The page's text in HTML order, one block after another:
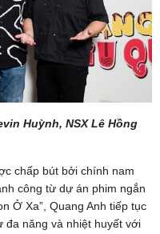
Huỳnh, NSX Lê Hồng
chấp bút bởi chính nam
công từ dự án phim ngắn
Ở Xa”, Quang Anh tiếp tục
đa năng và nhiệt huyết với